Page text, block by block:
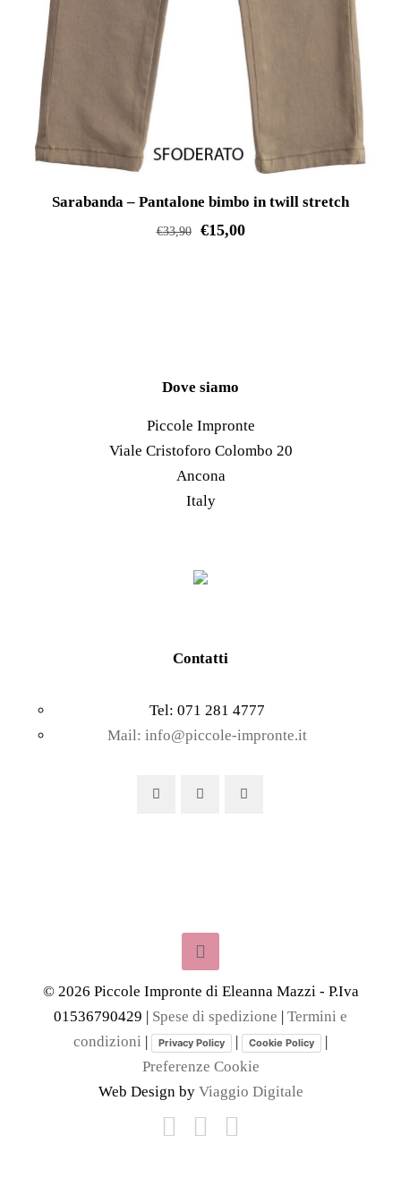
Sarabanda – Pantalone bimbo in twill stretch
€33,90 €15,00
Le
possono
nella
prodotto
Dove siamo
Piccole Impronte
Viale Cristoforo Colombo 20
Ancona
Italy
Contatti
Tel: 071 281 4777
Mail: info@piccole-impronte.it
© 2026 Piccole Impronte di Eleanna Mazzi - P.Iva
01536790429 | Spese di spedizione
Termini e
condizioni
Privacy Policy Cookie Policy
Preferenze Cookie
Web Design by Viaggio Digitale